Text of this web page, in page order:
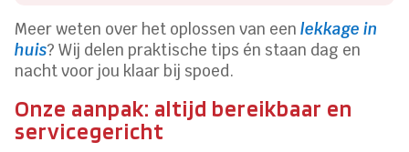
Meer weten over het oplossen van eenlekkage in
huis? Wij delen praktische tips én staan dag en
nacht voor jou klaar bij spoed.
Onze aanpak: altijd bereikbaar en
servicegericht